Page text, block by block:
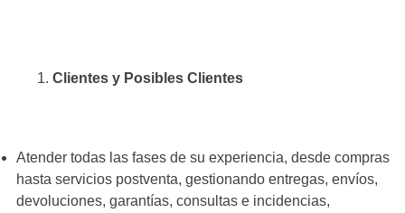
Clientes y Posibles Clientes
Atender todas las fases de su experiencia, desde compras
hasta servicios postventa, gestionando entregas, envíos,
devoluciones, garantías, consultas e incidencias,